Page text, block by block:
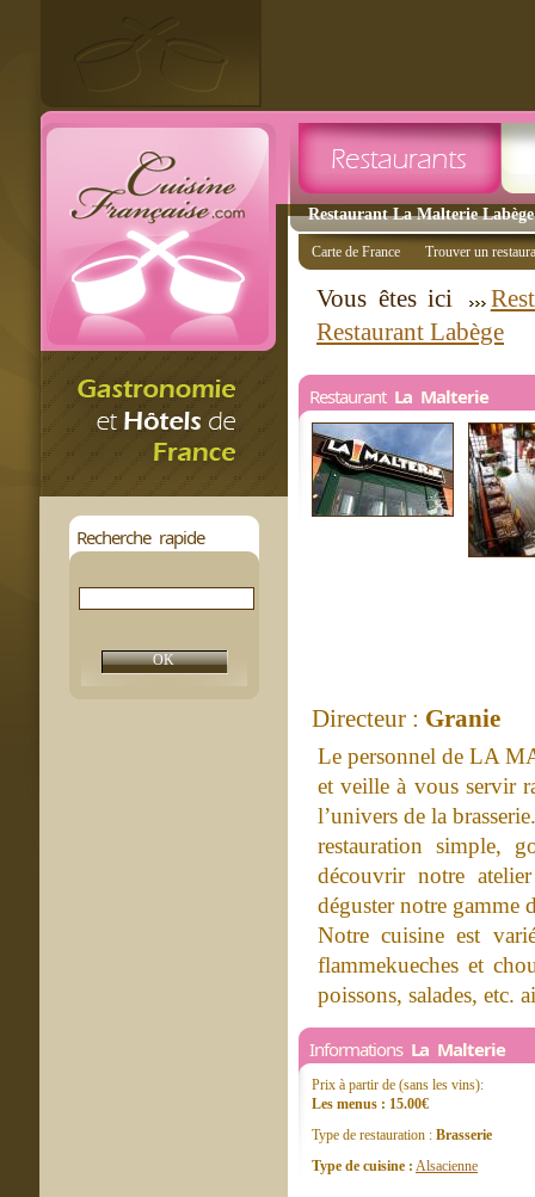
Restaurant La Malterie
Recherche rapide
Carte de France Trouver un
Vous êtes ici
Restaurant Labège
Restaurant La Malterie
Directeur : Granie
Le personnel de LA
et veille à vous servir
l’univers de la
restauration simple,
découvrir notre
déguster notre gamme
Notre cuisine est
flammekueches et
poissons, salades, etc.
Informations La Malterie
Prix à partir de (sans les vins):
Les menus : 15.00€
Type de restauration : Brasserie
Type de cuisine : Alsacienne